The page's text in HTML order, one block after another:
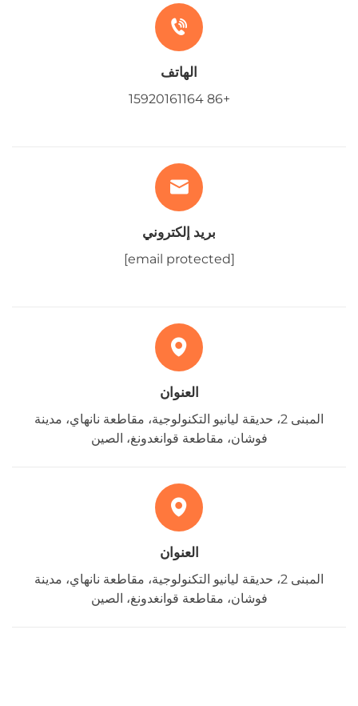
الهاتف
+86 15920161164
بريد إلكتروني
[email protected]
العنوان
المبنى 2، حديقة ليانيو التكنولوجية، مقاطعة نانهاي، مدينة
فوشان، مقاطعة قوانغدونغ، الصين
العنوان
المبنى 2، حديقة ليانيو التكنولوجية، مقاطعة نانهاي، مدينة
فوشان، مقاطعة قوانغدونغ، الصين